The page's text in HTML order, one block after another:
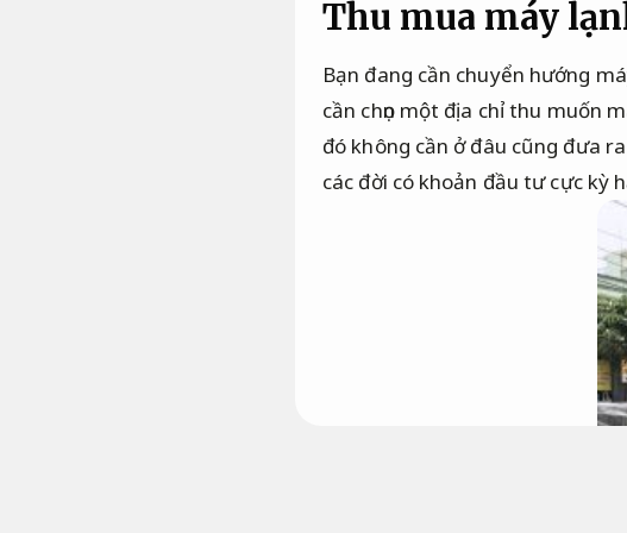
Thu mua máy
Bạn đang cần chuyển hướng
cần chọn một địa chỉ thu muốn
đó không cần ở đâu cũng đưa
các đời có khoản đầu tư cực kỳ